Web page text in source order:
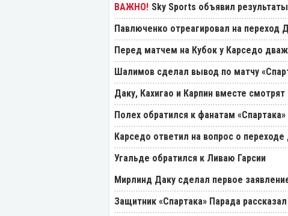
Sky Sports объявил
Павлюченко отреагировал на переход
Перед матчем на Кубок у Карседо
Шалимов сделал вывод по матчу
Даку, Кахигао и Карпин вместе смотрят
Полех обратился к фанатам
Карседо ответил на вопрос о переходе
Угальде обратился к Ливаю Гарсии
Мирлинд Даку сделал первое
Защитник «Спартака» Парада